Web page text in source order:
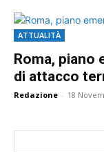
ATTUALITÀ
Roma, piano
di attacco
Redazione - 18